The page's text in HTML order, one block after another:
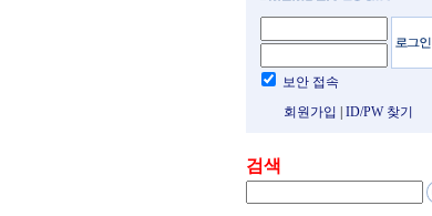
보안 접속
회원가입
ID/PW 찾기
검색